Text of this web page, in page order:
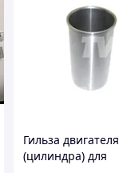
Гильза двигателя
(цилиндра) для